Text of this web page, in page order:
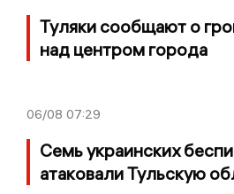
Туляки сообщают о
над центром города
06/08 07:29
Семь украинских
атаковали Тульскую